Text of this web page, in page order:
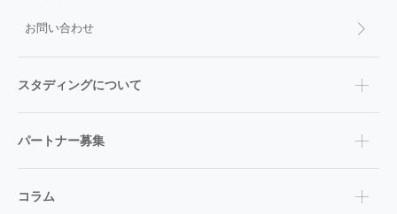
お問い合わせ
スタディングについて
パートナー募集
コラム